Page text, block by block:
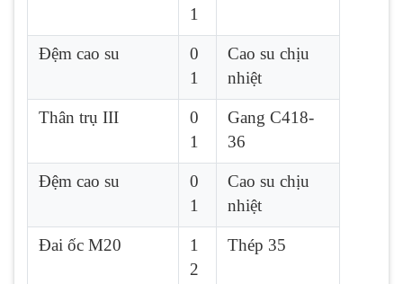
1
Đệm cao su
0
1
Cao su chịu
nhiệt
Thân trụ III
0
1
Gang C418-
36
Đệm cao su
0
1
Cao su chịu
nhiệt
Đai ốc M20
1
2
Thép 35